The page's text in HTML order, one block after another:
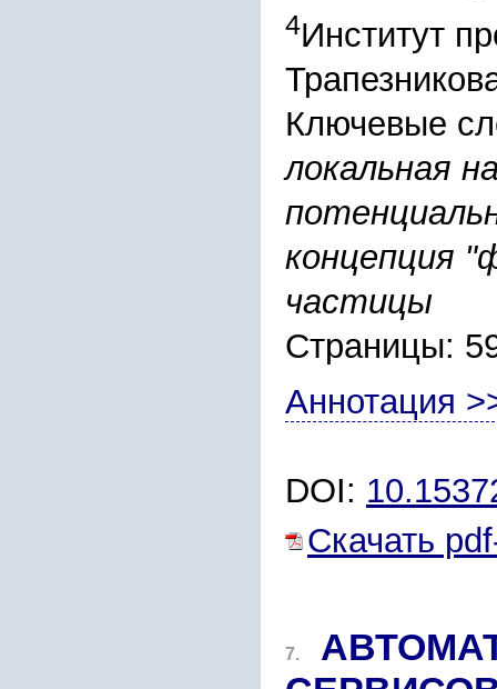
4Институт
Ключевые
локальная
концепция
частицы
Страницы:
Аннотация
DOI:
Скачать
7.